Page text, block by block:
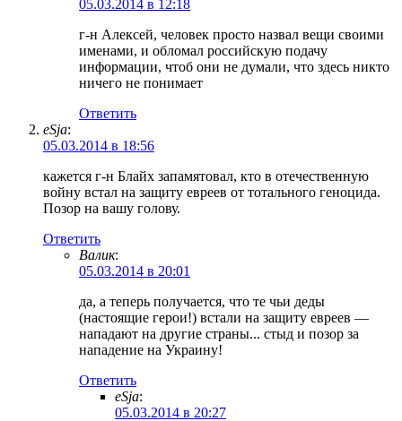
05.03.2014 в 12:18
г-н Алексей, человек просто назвал вещи своими
именами, и обломал российскую подачу
информации, чтоб они не думали, что здесь никто
ничего не понимает
Ответить
eSja:
05.03.2014 в 18:56
кажется г-н Блайх запамятовал, кто в отечественную
войну встал на защиту евреев от тотального геноцида.
Позор на вашу голову.
Ответить
Валик:
05.03.2014 в 20:01
да, а теперь получается, что те чьи деды
(настоящие герои!) встали на защиту евреев —
нападают на другие страны... стыд и позор за
нападение на Украину!
Ответить
eSja:
05.03.2014 в 20:27